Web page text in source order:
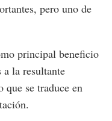
pero uno de
principal beneficio
la resultante
que se traduce en